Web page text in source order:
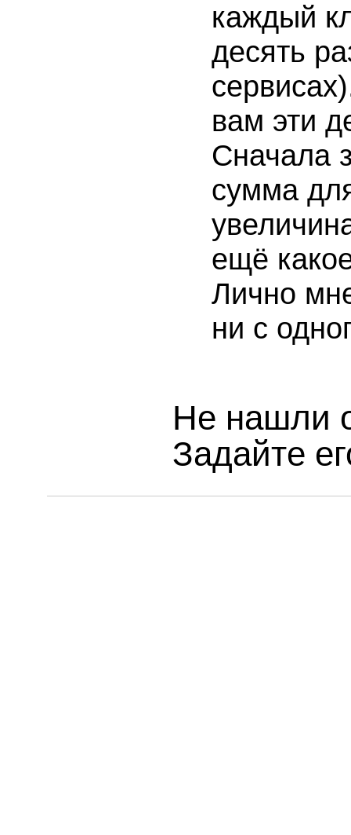
каждый
десять
вам эти
Сначала
сумма
ещё
Лично
ни с
Не нашли
Задайте